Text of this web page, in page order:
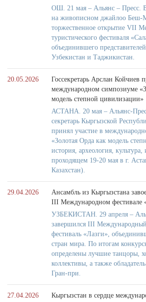
ОШ. 21 мая – Альянс – Пресс.
на живописном джайлоо Беш-
торжественное открытие VII
туристического фестиваля
объединившего
Узбекистан и Таджикистан.
20.05.2026
Госсекретарь Арслан Койчиев
международном симпозиуме
модель степной цивилизации»
АСТАНА. 20 мая – Альянс-
секретарь Кыргызской
принял участие в
«Золотая Орда как модель
история, археология, культура,
проходящем 19-20 мая в г.
Казахстан).
29.04.2026
Ансамбль из Кыргызстана
III Международном фестивале
УЗБЕКИСТАН. 29 апреля –
завершился III
фестиваль «Лазги»,
стран мира. По итогам
определены лучшие танцоры,
коллективы, а также
Гран-при.
27.04.2026
Кыргызстан в сердце